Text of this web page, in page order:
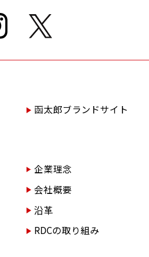
函太郎ブランドサイト
企業理念
会社概要
沿革
RDCの取り組み